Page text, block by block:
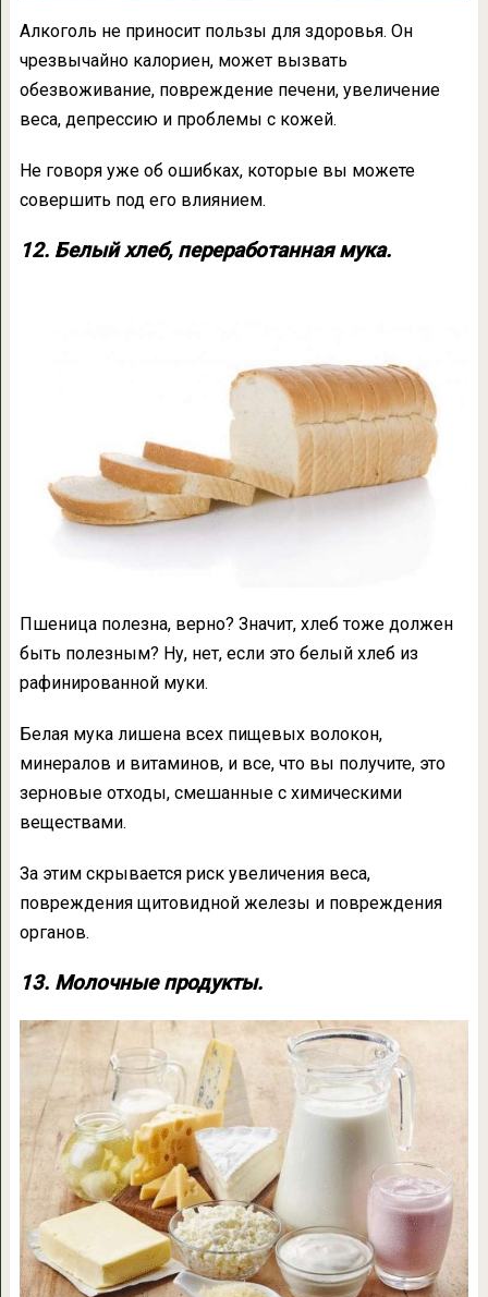
Алкоголь не приносит пользы для здоровья. Он
чрезвычайно калориен, может вызвать
обезвоживание, повреждение печени, увеличение
веса, депрессию и проблемы с кожей.
Не говоря уже об ошибках, которые вы можете
совершить под его влиянием.
12. Белый хлеб, переработанная мука.
Пшеница полезна, верно? Значит, хлеб тоже должен
быть полезным? Ну, нет, если это белый хлеб из
рафинированной муки.
Белая мука лишена всех пищевых волокон,
минералов и витаминов, и все, что вы получите, это
зерновые отходы, смешанные с химическими
веществами.
За этим скрывается риск увеличения веса,
повреждения щитовидной железы и повреждения
органов.
13. Молочные продукты.